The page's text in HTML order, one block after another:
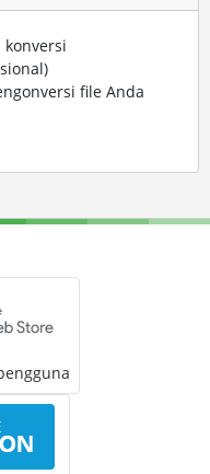
file Anda